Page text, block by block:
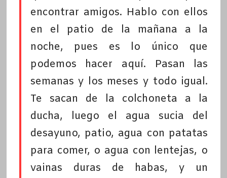
encontrar amigos. Hablo con ellos
en el patio de la mañana a la
noche, pues es lo único que
podemos hacer aquí. Pasan las
semanas y los meses y todo igual.
Te sacan de la colchoneta a la
ducha, luego el agua sucia del
desayuno, patio, agua con patatas
para comer, o agua con lentejas, o
vainas duras de habas, y un